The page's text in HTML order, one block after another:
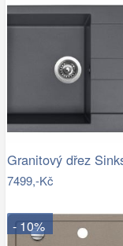
7499,-Kč
- 10%